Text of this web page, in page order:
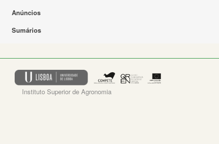
Anúncios
Sumários
Instituto Superior de Agronomia